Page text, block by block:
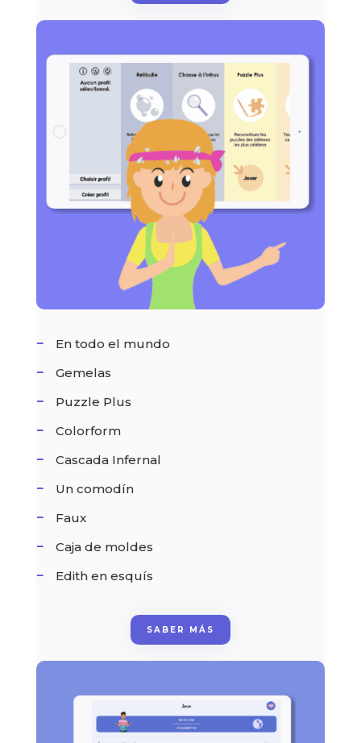
En todo el mundo
Gemelas
Puzzle Plus
Colorform
Cascada Infernal
Un comodín
Faux
Caja de moldes
Edith en esquís
SABER MÁS